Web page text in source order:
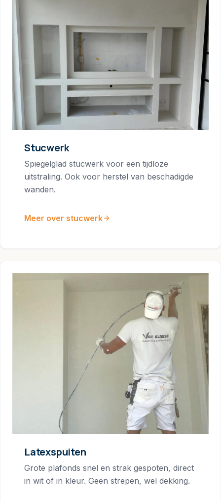
Stucwerk
Spiegelglad stucwerk voor een tijdloze
uitstraling. Ook voor herstel van beschadigde
wanden.
Meer over stucwerk
Latexspuiten
Grote plafonds snel en strak gespoten, direct
in wit of in kleur. Geen strepen, wel dekking.